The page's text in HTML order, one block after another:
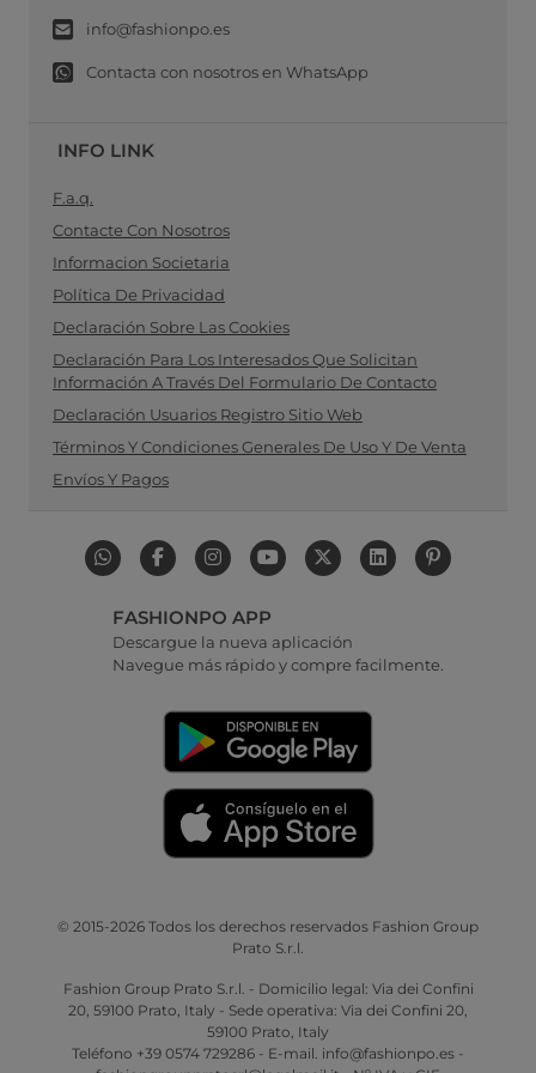
info@fashionpo.es
Contacta con nosotros en WhatsApp
INFO LINK
F.a.q.
Contacte Con Nosotros
Informacion Societaria
Política De Privacidad
Declaración Sobre Las Cookies
Declaración Para Los Interesados Que Solicitan
Información A Través Del Formulario De Contacto
Declaración Usuarios Registro Sitio Web
Términos Y Condiciones Generales De Uso Y De Venta
Envíos Y Pagos
FASHIONPO APP
Descargue la nueva aplicación
Navegue más rápido y compre facilmente.
© 2015-2026 Todos los derechos reservados Fashion Group
Prato S.r.l.
Fashion Group Prato S.r.l. - Domicilio legal: Via dei Confini
20, 59100 Prato, Italy - Sede operativa: Via dei Confini 20,
59100 Prato, Italy
Teléfono +39 0574 729286 - E-mail. info@fashionpo.es -